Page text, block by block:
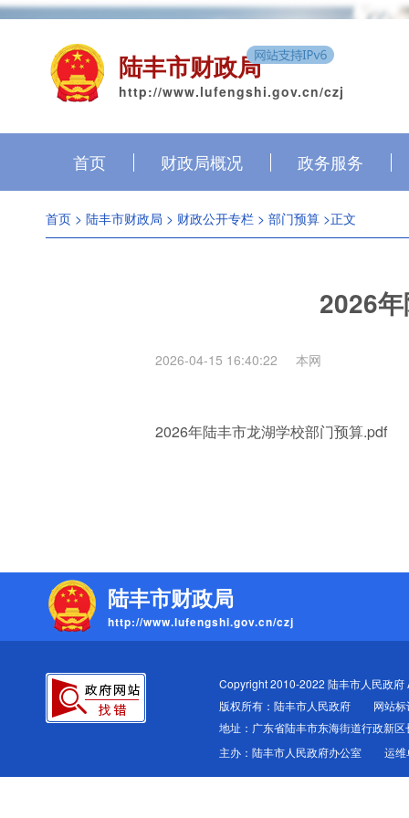
陆丰市财政局
http://www.lufengshi.gov.cn/czj
首页 财政局概况 政务服务
首页 > 陆丰市财政局 > 财政公开专栏 > 部门预算 >正文
2026
2026-04-15 16:40:22 本网
2026年陆丰市龙湖学校部门预算.pdf
陆丰市财政局
http://www.lufengshi.gov.cn/czj
Copyright 2010-2022 陆丰市人民政
版权所有：陆丰市人民政府
网站
地址：广东省陆丰市东海街道行政新
主办：陆丰市人民政府办公室
运维